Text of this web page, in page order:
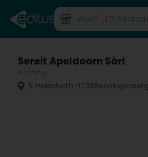
Sereit Apeldoorn Sàrl
5 HeienhaffL-1736